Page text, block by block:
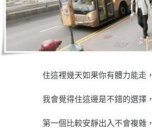
住這裡幾天如果你有體力能走，
我會覺得住這邊是不錯的選擇，
第一個比較安靜出入不會複雜，